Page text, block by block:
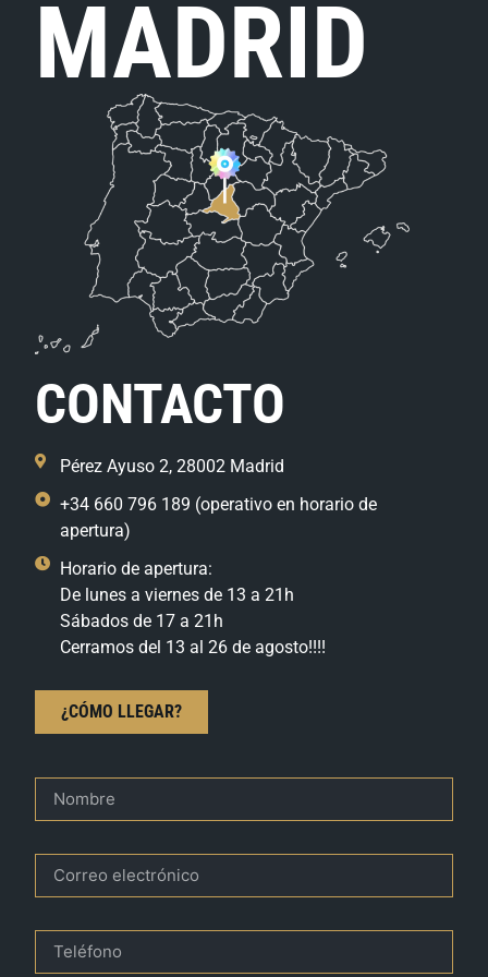
MADRID
CONTACTO
Pérez Ayuso 2, 28002 Madrid
+34 660 796 189 (operativo en horario de
apertura)
Horario de apertura:
De lunes a viernes de 13 a 21h
Sábados de 17 a 21h
Cerramos del 13 al 26 de agosto!!!!
¿CÓMO LLEGAR?